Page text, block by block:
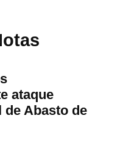
ataque
de Abasto de